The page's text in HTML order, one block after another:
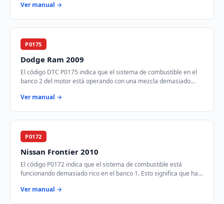
Ver manual →
P0175
Dodge Ram 2009
El código DTC P0175 indica que el sistema de combustible en el
banco 2 del motor está operando con una mezcla demasiado
Ver manual →
P0172
Nissan Frontier 2010
El código P0172 indica que el sistema de combustible está
funcionando demasiado rico en el banco 1. Esto significa que hay
Ver manual →